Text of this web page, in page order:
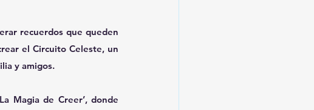
recuerdos que queden
el Circuito Celeste, un
y amigos.
Magia de Creer’, donde